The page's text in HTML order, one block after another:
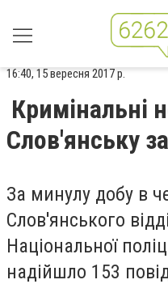
16:40, 15 вересня 2017 р.
Кримінальні
Слов'янську
За минулу добу в
Слов'янського
Національної
надійшло 153